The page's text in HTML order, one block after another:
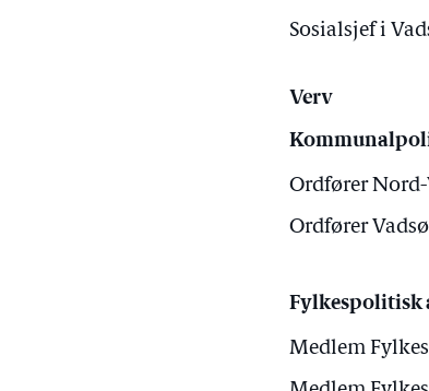
Sosialsjef i
Verv
Ordfører Nord-
Ordfører
Medlem